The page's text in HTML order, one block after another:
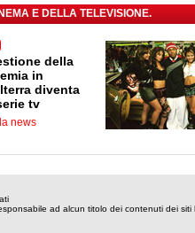
E DELLA TELEVISIONE.
della
in
diventa
tv
news
ad alcun titolo dei contenuti dei siti